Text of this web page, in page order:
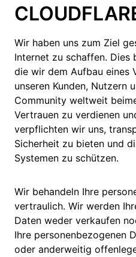
Wir haben uns zum Ziel
Internet zu schaffen. Dies
die wir dem Aufbau eines
unseren Kunden, Nutzern
Community weltweit
Vertrauen zu verdienen
verpflichten wir uns,
Sicherheit zu bieten und
Systemen zu schützen.
Wir behandeln Ihre
vertraulich. Wir werden
Daten weder verkaufen
Ihre personenbezogenen
oder anderweitig